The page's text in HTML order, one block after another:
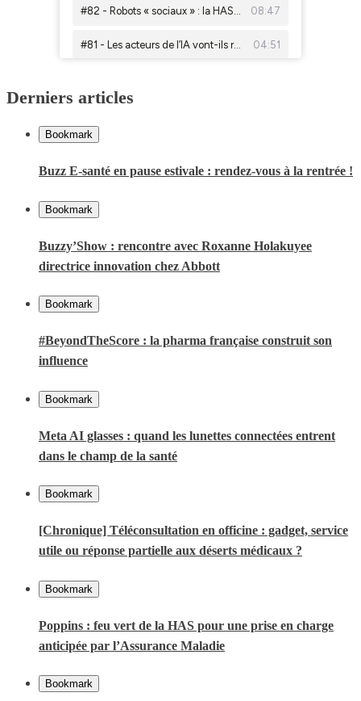
Derniers articles
Bookmark
Buzz E-santé en pause estivale : rendez-vous à la rentrée !
Bookmark
Buzzy’Show : rencontre avec Roxanne Holakuyee
directrice innovation chez Abbott
Bookmark
#BeyondTheScore : la pharma française construit son
influence
Bookmark
Meta AI glasses : quand les lunettes connectées entrent
dans le champ de la santé
Bookmark
[Chronique] Téléconsultation en officine : gadget, service
utile ou réponse partielle aux déserts médicaux ?
Bookmark
Poppins : feu vert de la HAS pour une prise en charge
anticipée par l’Assurance Maladie
Bookmark